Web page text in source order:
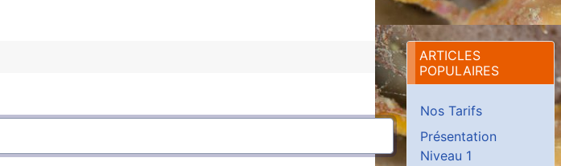
ARTICLES
POPULAIRES
Nos Tarifs
Présentation
Niveau 1